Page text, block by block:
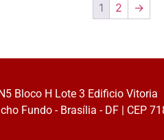
1 2 →
Bloco H Lote 3 Edificio Vitoria
Fundo - Brasília - DF | CEP